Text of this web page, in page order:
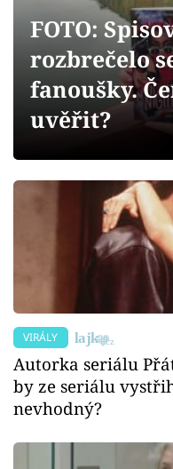
Videa
Sledujte prima+
FOTO:
rozbrečelo
fanoušky.
uvěřit?
VIRÁLY
Autorka seriálu
by ze seriálu
nevhodný?